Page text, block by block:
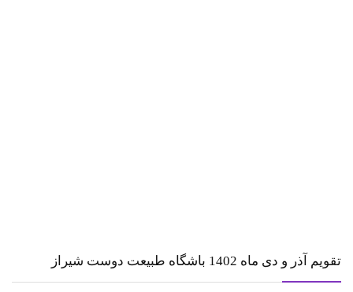
تقویم آذر و دی ماه 1402 باشگاه طبیعت دوست شیراز